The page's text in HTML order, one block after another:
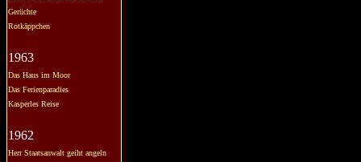
Gerüchte
Rotkäppchen
1963
Das Haus im Moor
Das Ferienparadies
Kasperles Reise
1962
Herr Staatsanwalt geiht angeln